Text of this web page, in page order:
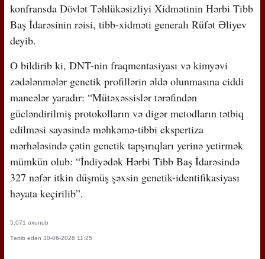
konfransda Dövlət Təhlükəsizliyi Xidmətinin Hərbi Tibb
Baş İdarəsinin rəisi, tibb-xidməti generalı Rüfət Əliyev
deyib.
O bildirib ki, DNT-nin fraqmentasiyası və kimyəvi
zədələnmələr genetik profillərin əldə olunmasına ciddi
maneələr yaradır: “Mütəxəssislər tərəfindən
gücləndirilmiş protokolların və digər metodların tətbiq
edilməsi sayəsində məhkəmə-tibbi ekspertiza
mərhələsində çətin genetik tapşırıqları yerinə yetirmək
mümkün olub: “İndiyədək Hərbi Tibb Baş İdarəsində
327 nəfər itkin düşmüş şəxsin genetik-identifikasiyası
həyata keçirilib”.
5,071 oxunub
Tərtib edən 30-06-2026 11:25